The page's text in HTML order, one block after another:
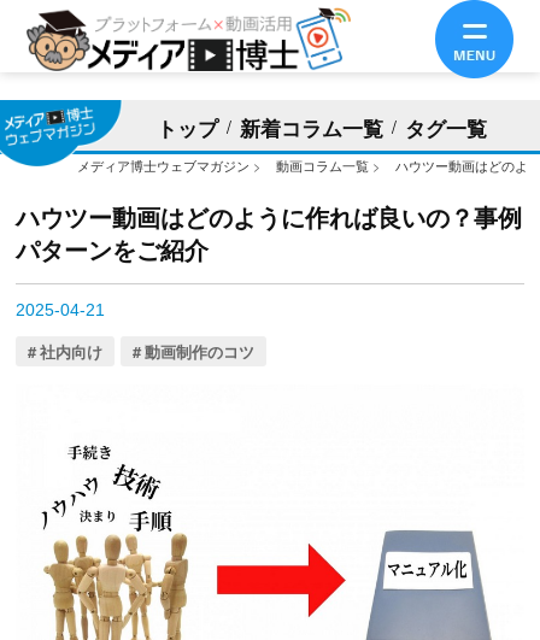
トップ 新着コラム一覧 タグ一覧
メディア博士ウェブマガジン > 動画コラム一覧 > ハウツー動画はどのよ
ハウツー動画はどのように作れば良いの？事例
パターンをご紹介
2025-04-21
社内向け 動画制作のコツ